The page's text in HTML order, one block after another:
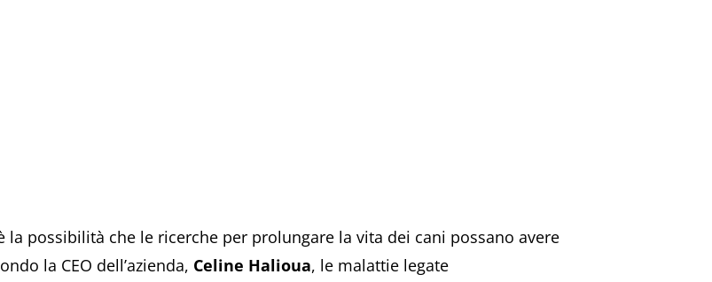
possibilità che le ricerche per prolungare la vita dei cani possano avere
la CEO dell’azienda, Celine Halioua, le malattie legate